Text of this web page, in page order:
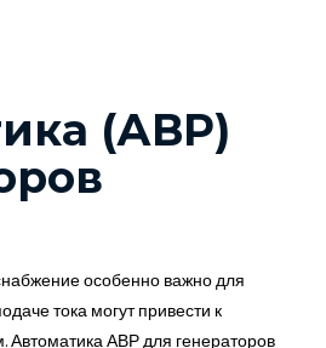
(АВР)
особенно важно для
тока могут привести к